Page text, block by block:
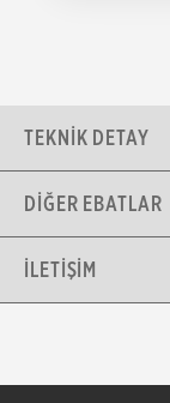
TEKNIK DETAY
DIĞER EBATLAR
İLETIŞIM